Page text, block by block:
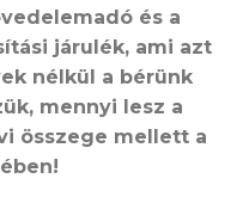
és a
járulék, ami azt
nélkül a bérünk
mennyi lesz a
összege mellett a